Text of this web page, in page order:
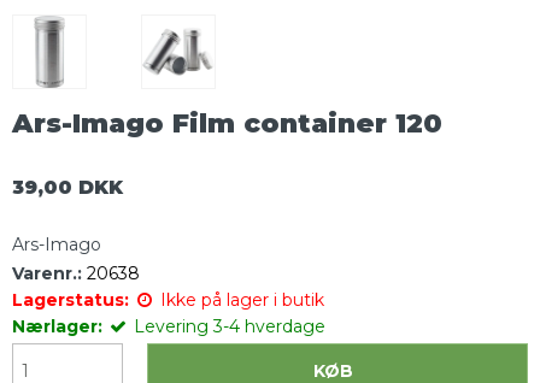
Ars-Imago Film container 120
39,00 DKK
Ars-Imago
Varenr.: 20638
Lagerstatus:
Ikke på lager i butik
Nærlager:
Levering 3-4 hverdage
KØB